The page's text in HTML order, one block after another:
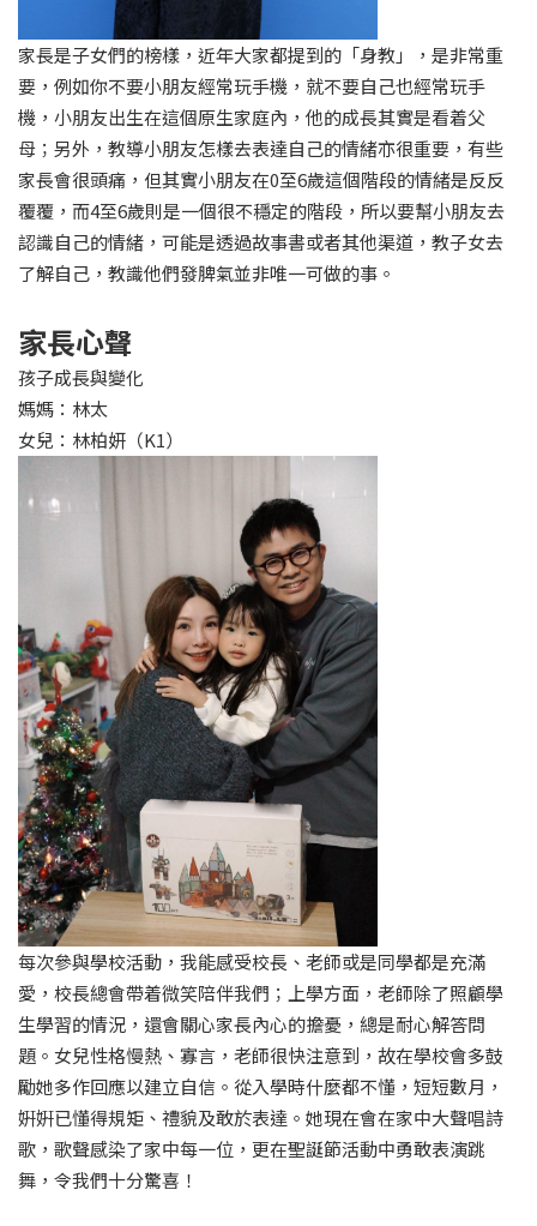
家長是子女們的榜樣，近年大家都提到的「身教」，是非常重
要，例如你不要小朋友經常玩手機，就不要自己也經常玩手
機，小朋友出生在這個原生家庭內，他的成長其實是看着父
母；另外，教導小朋友怎樣去表達自己的情緒亦很重要，有些
家長會很頭痛，但其實小朋友在0至6歲這個階段的情緒是反反
覆覆，而4至6歲則是一個很不穩定的階段，所以要幫小朋友去
認識自己的情緒，可能是透過故事書或者其他渠道，教子女去
了解自己，教識他們發脾氣並非唯一可做的事。
家長心聲
孩子成長與變化
媽媽：林太
女兒：林柏妍（K1）
每次參與學校活動，我能感受校長、老師或是同學都是充滿
愛，校長總會帶着微笑陪伴我們；上學方面，老師除了照顧學
生學習的情況，還會關心家長內心的擔憂，總是耐心解答問
題。女兒性格慢熱、寡言，老師很快注意到，故在學校會多鼓
勵她多作回應以建立自信。從入學時什麼都不懂，短短數月，
姸姸已懂得規矩、禮貌及敢於表達。她現在會在家中大聲唱詩
歌，歌聲感染了家中每一位，更在聖誕節活動中勇敢表演跳
舞，令我們十分驚喜！